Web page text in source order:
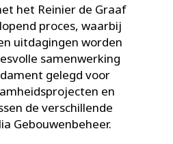
het Reinier de Graaf
proces, waarbij
uitdagingen worden
samenwerking
gelegd voor
en
de verschillende
Gebouwenbeheer.